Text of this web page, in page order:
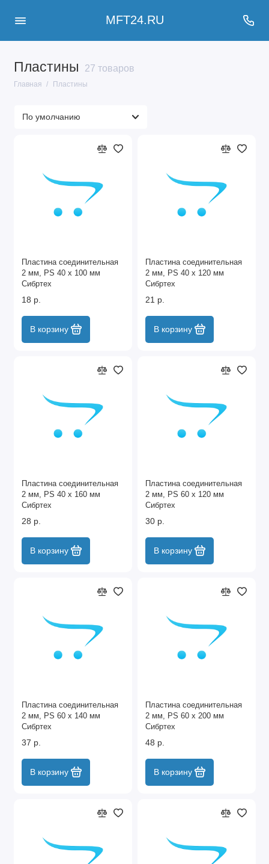
MFT24.RU
Пластины 27 товаров
Главная Пластины
Пластина соединительная
2 мм, PS 40 х 100 мм
Сибртех
18 р.
В корзину
Пластина соединительная
2 мм, PS 40 х 120 мм
Сибртех
21 р.
В корзину
Пластина соединительная
2 мм, PS 40 х 160 мм
Сибртех
28 р.
В корзину
Пластина соединительная
2 мм, PS 60 х 120 мм
Сибртех
30 р.
В корзину
Пластина соединительная
2 мм, PS 60 х 140 мм
Сибртех
37 р.
В корзину
Пластина соединительная
2 мм, PS 60 х 200 мм
Сибртех
48 р.
В корзину